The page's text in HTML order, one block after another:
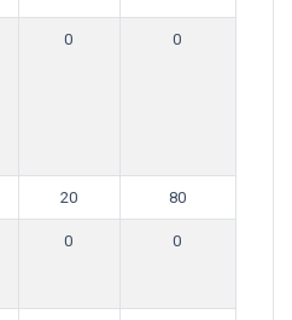
0 0
20 80
0 0